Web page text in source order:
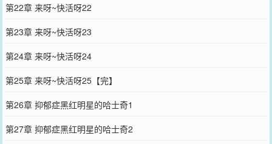
第22章 来呀~快活呀22
第23章 来呀~快活呀23
第24章 来呀~快活呀24
第25章 来呀~快活呀25【完】
第26章 抑郁症黑红明星的哈士奇1
第27章 抑郁症黑红明星的哈士奇2